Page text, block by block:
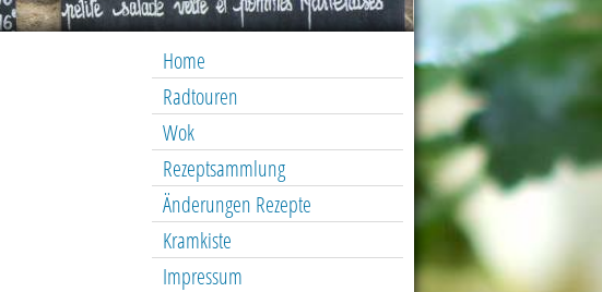
Home
Radtouren
Wok
Rezeptsammlung
Änderungen Rezepte
Kramkiste
Impressum